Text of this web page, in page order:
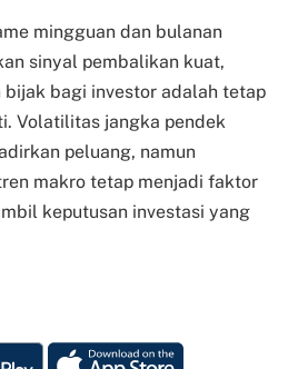
mingguan dan bulanan
sinyal pembalikan kuat,
bagi investor adalah tetap
Volatilitas jangka pendek
peluang, namun
makro tetap menjadi faktor
keputusan investasi yang